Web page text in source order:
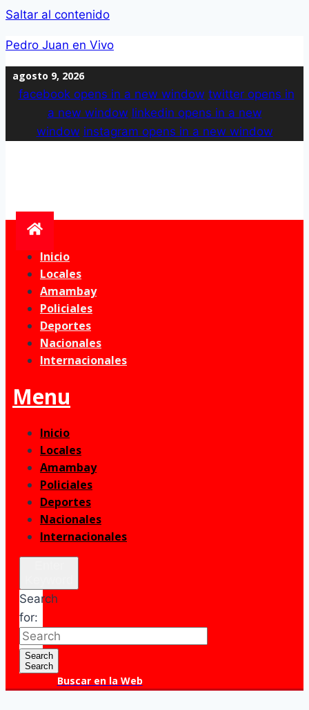
Saltar al contenido
Pedro Juan en Vivo
agosto 9, 2026
facebookopens in a new window twitteropens in
a new window linkedin opens in a new
window instagram opens in a new window
Inicio
Locales
Amambay
Policiales
Deportes
Nacionales
Internacionales
Menu
Inicio
Locales
Amambay
Policiales
Deportes
Nacionales
Internacionales
Search
for:
Search
Search
Buscar en la Web